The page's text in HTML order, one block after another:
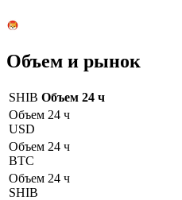
Объем и рынок
SHIB Объем 24 ч
Объем 24 ч
USD
Объем 24 ч
BTC
Объем 24 ч
SHIB